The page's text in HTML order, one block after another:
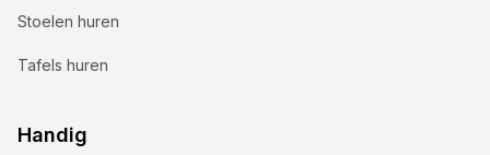
Stoelen huren
Tafels huren
Handig